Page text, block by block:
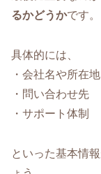
るかどうかです。
具体的には、
・会社名や所在地
・問い合わせ先
・サポート体制
といった基本情